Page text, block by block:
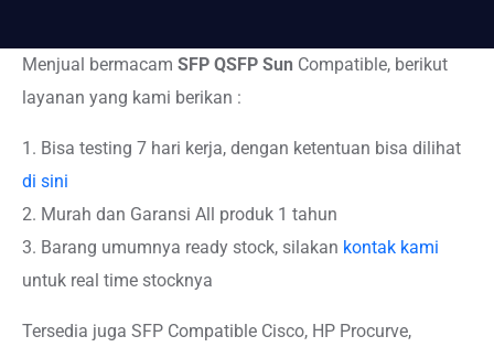
Menjual bermacam SFP QSFP Sun Compatible, berikut
layanan yang kami berikan :
1. Bisa testing 7 hari kerja, dengan ketentuan bisa dilihat
di sini
2. Murah dan Garansi All produk 1 tahun
3. Barang umumnya ready stock, silakan kontak kami
untuk real time stocknya
Tersedia juga SFP Compatible Cisco, HP Procurve,